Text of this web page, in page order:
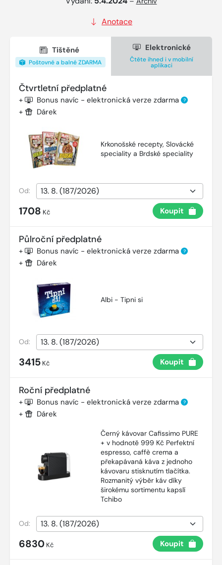
Anotace
Tištěné
Poštovné a balné ZDARMA
Elektronické
Čtěte ihned i v mobilní
aplikaci
Čtvrtletní předplatné
+ Bonus navíc - elektronická verze zdarma ?
+ Dárek
Krkonošské recepty, Slovácké
speciality a Brdské speciality
Od:
1708 Kč Koupit
Půlroční předplatné
+ Bonus navíc - elektronická verze zdarma ?
+ Dárek
Albi - Tipni si
Od:
3415 Kč Koupit
Roční předplatné
+ Bonus navíc - elektronická verze zdarma ?
+ Dárek
Černý kávovar Cafissimo PURE
+ v hodnotě 999 Kč Perfektní
espresso, caffè crema a
překapávaná káva z jednoho
kávovaru stisknutím tlačítka.
Rozmanitý výběr káv díky
širokému sortimentu kapslí
Tchibo
Od:
6830 Kč Koupit